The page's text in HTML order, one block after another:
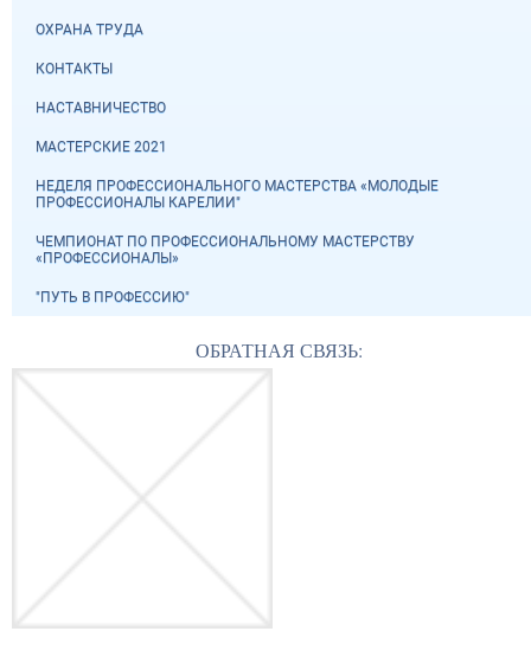
ОХРАНА ТРУДА
КОНТАКТЫ
НАСТАВНИЧЕСТВО
МАСТЕРСКИЕ 2021
НЕДЕЛЯ ПРОФЕССИОНАЛЬНОГО МАСТЕРСТВА «МОЛОДЫЕ
ПРОФЕССИОНАЛЫ КАРЕЛИИ"
ЧЕМПИОНАТ ПО ПРОФЕССИОНАЛЬНОМУ МАСТЕРСТВУ
«ПРОФЕССИОНАЛЫ»
"ПУТЬ В ПРОФЕССИЮ"
ОБРАТНАЯ СВЯЗЬ: